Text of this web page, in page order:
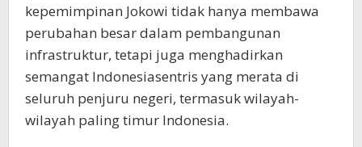
kepemimpinan Jokowi tidak hanya membawa
perubahan besar dalam pembangunan
infrastruktur, tetapi juga menghadirkan
semangat Indonesiasentris yang merata di
seluruh penjuru negeri, termasuk wilayah-
wilayah paling timur Indonesia.